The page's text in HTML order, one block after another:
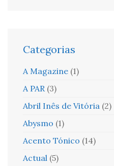
Categorias
A Magazine (1)
A PAR (3)
Abril Inês de Vitória (2)
Abysmo (1)
Acento Tónico (14)
Actual (5)